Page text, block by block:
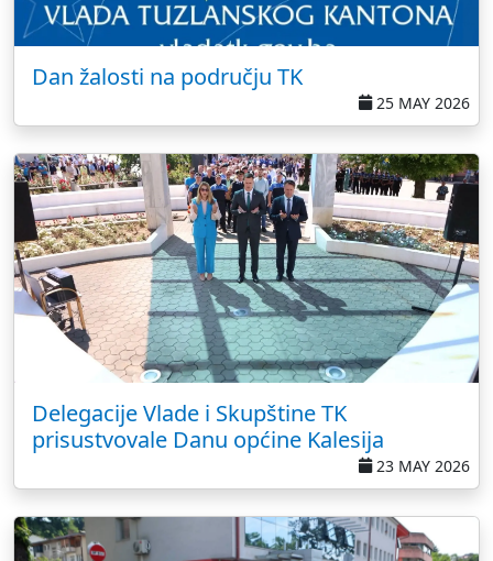
Dan žalosti na području TK
25 MAY 2026
Delegacije Vlade i Skupštine TK
prisustvovale Danu općine Kalesija
23 MAY 2026